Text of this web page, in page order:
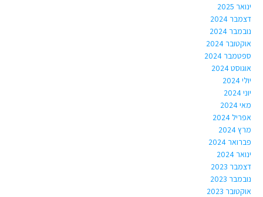
ינואר 2025
דצמבר 2024
נובמבר 2024
אוקטובר 2024
ספטמבר 2024
אוגוסט 2024
יולי 2024
יוני 2024
מאי 2024
אפריל 2024
מרץ 2024
פברואר 2024
ינואר 2024
דצמבר 2023
נובמבר 2023
אוקטובר 2023